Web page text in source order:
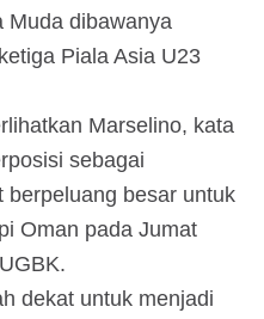
Muda dibawanya
Piala Asia U23
Marselino, kata
sebagai
berpeluang besar untuk
Oman pada Jumat
dekat untuk menjadi